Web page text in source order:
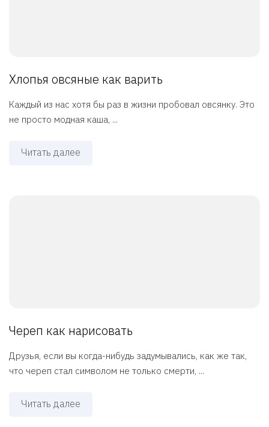
Хлопья овсяные как варить
Каждый из нас хотя бы раз в жизни пробовал овсянку. Это
не просто модная каша, ...
Читать далее
Череп как нарисовать
Друзья, если вы когда-нибудь задумывались, как же так,
что череп стал символом не только смерти, ...
Читать далее